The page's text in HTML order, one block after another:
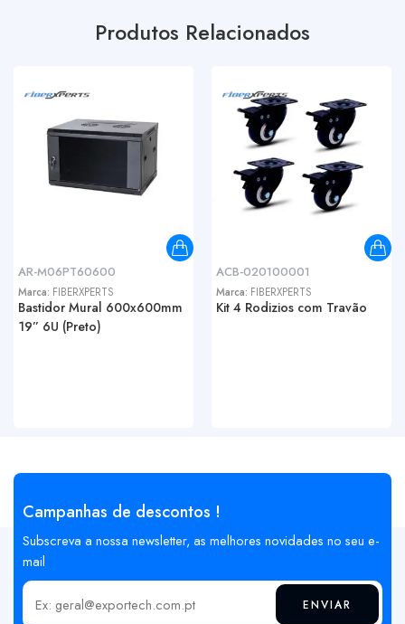
Produtos Relacionados
AR-M06PT60600
Marca: FIBERXPERTS
Bastidor Mural 600x600mm
19” 6U (Preto)
ACB-020100001
Marca: FIBERXPERTS
Kit 4 Rodizios com Travão
Campanhas de descontos !
Subscreva a nossa newsletter, as melhores novidades no seu e-
mail
Insira o seu email ENVIAR